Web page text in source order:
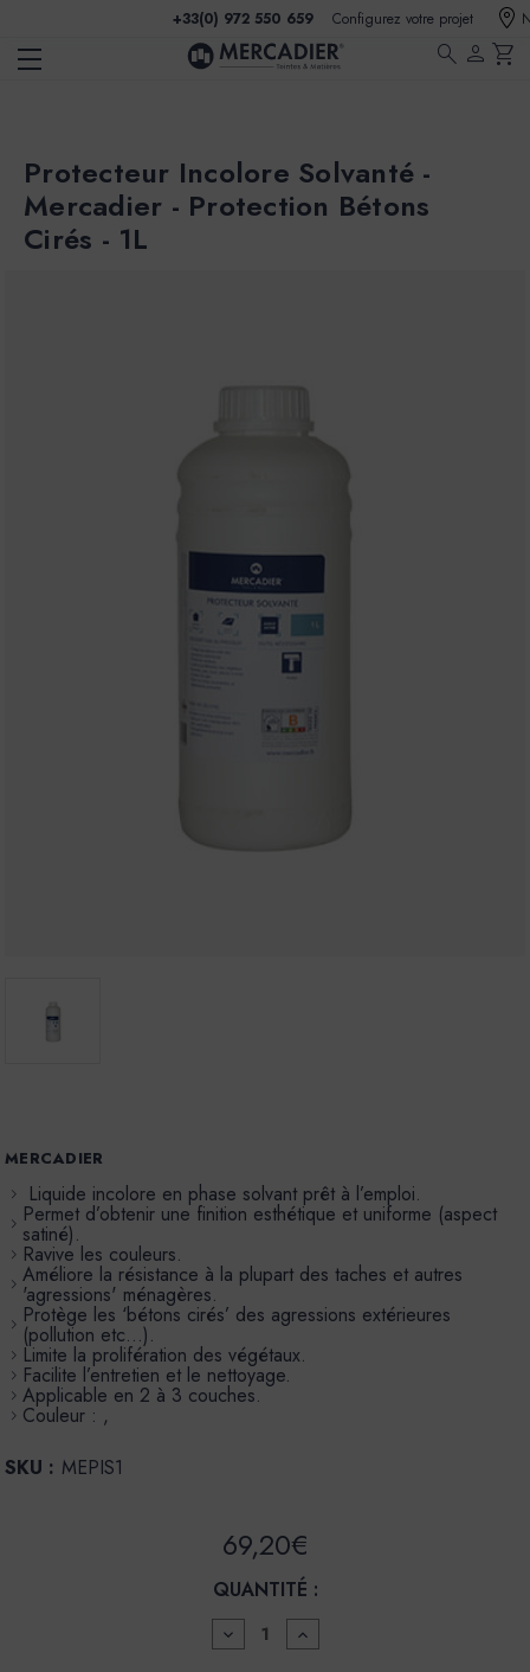
+33(0) 972 550 659 Configurez votre projet
search person shopping_cart
Protecteur Incolore Solvanté -
Mercadier - Protection Bétons
Cirés - 1L
MERCADIER
Liquide incolore en phase solvant prêt à l’emploi.
Permet d’obtenir une finition esthétique et uniforme (aspect
satiné).
Ravive les couleurs.
Améliore la résistance à la plupart des taches et autres
'agressions' ménagères.
Protège les ‘bétons cirés’ des agressions extérieures
(pollution etc...).
Limite la prolifération des végétaux.
Facilite l’entretien et le nettoyage.
Applicable en 2 à 3 couches.
Couleur : ,
SKU : MEPIS1
69,20€
QUANTITÉ :
DIMINUER
LA
AUGMENTER
LA